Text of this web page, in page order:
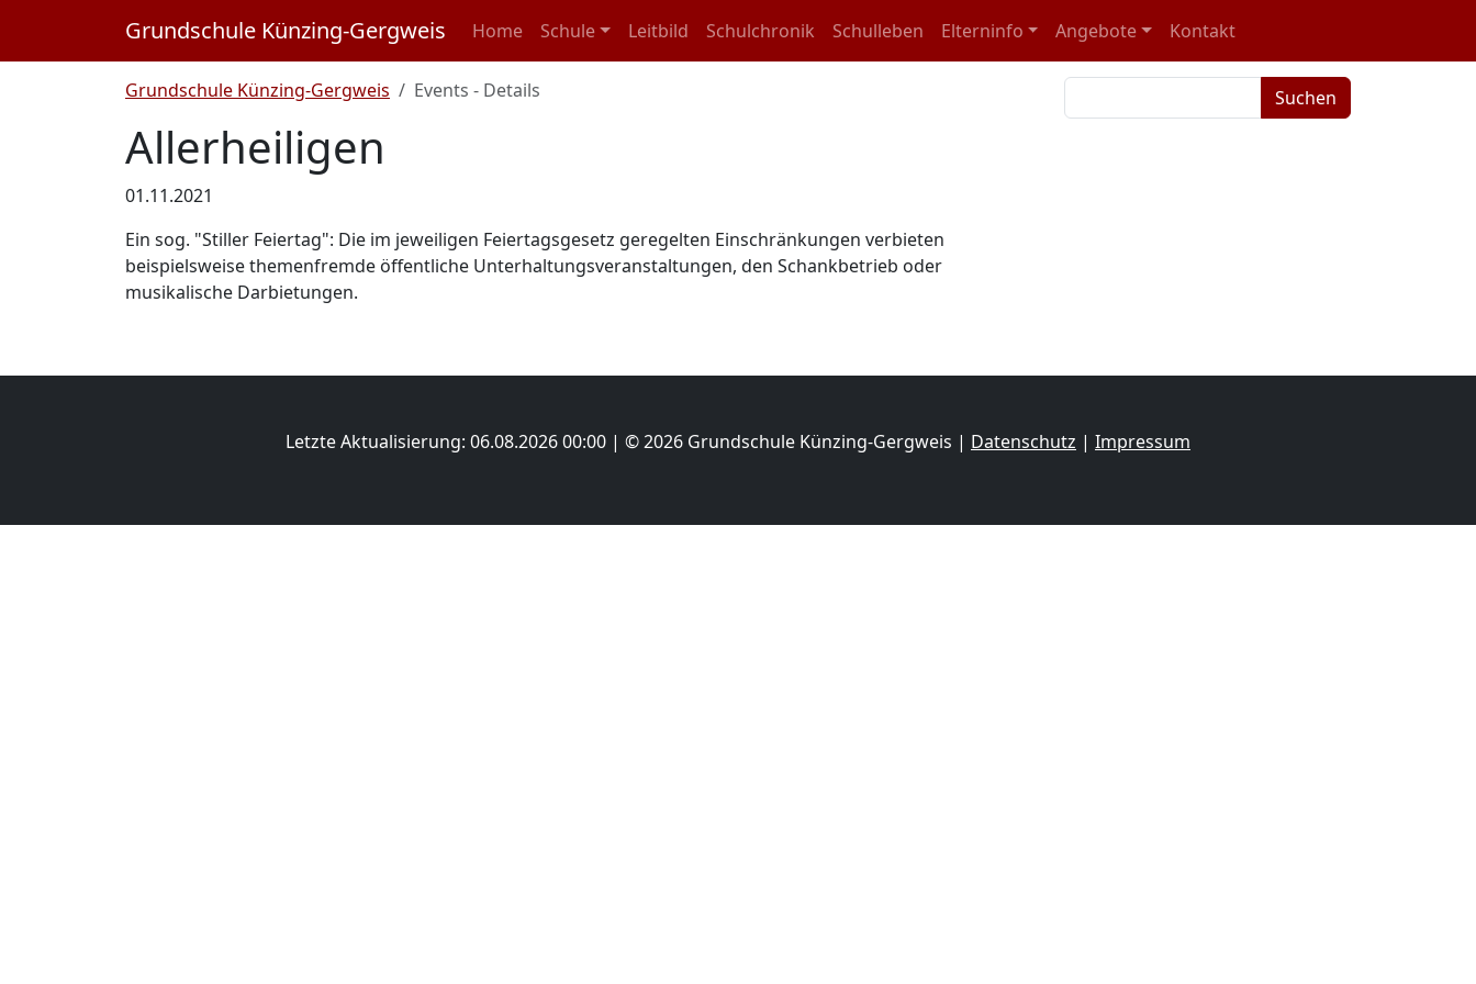
Grundschule Künzing-Gergweis Navigation überspringen
Home Schule Leitbild Schulchronik Schulleben Elterninfo Angebote Kontakt
Grundschule Künzing-Gergweis Events - Details
Allerheiligen
01.11.2021
Ein sog. "Stiller Feiertag": Die im jeweiligen Feiertagsgesetz geregelten Einschränkungen verbieten
beispielsweise themenfremde öffentliche Unterhaltungsveranstaltungen, den Schankbetrieb oder
musikalische Darbietungen.
Suchen
Letzte Aktualisierung: 06.08.2026 00:00 | © 2026 Grundschule Künzing-Gergweis | Datenschutz | Impressum